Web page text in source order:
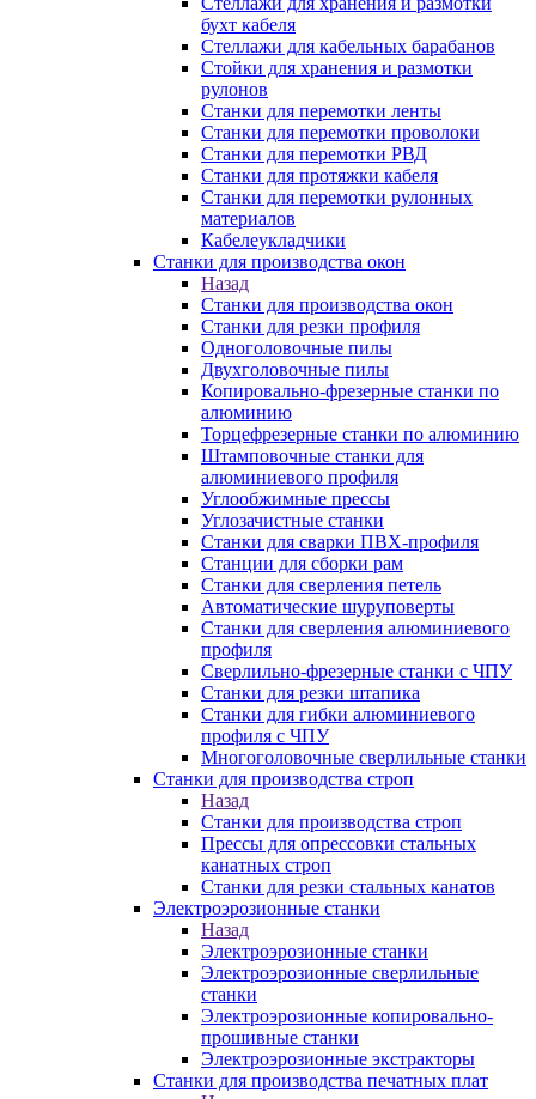
бухт кабеля
Стеллажи для кабельных барабанов
Стойки для хранения и размотки
рулонов
Станки для перемотки ленты
Станки для перемотки проволоки
Станки для перемотки РВД
Станки для протяжки кабеля
Станки для перемотки рулонных
материалов
Кабелеукладчики
Станки для производства окон
Назад
Станки для производства окон
Станки для резки профиля
Одноголовочные пилы
Двухголовочные пилы
Копировально-фрезерные станки по
алюминию
Торцефрезерные станки по алюминию
Штамповочные станки для
алюминиевого профиля
Углообжимные прессы
Углозачистные станки
Станки для сварки ПВХ-профиля
Станции для сборки рам
Станки для сверления петель
Автоматические шуруповерты
Станки для сверления алюминиевого
профиля
Сверлильно-фрезерные станки с ЧПУ
Станки для резки штапика
Станки для гибки алюминиевого
профиля с ЧПУ
Многоголовочные сверлильные станки
Станки для производства строп
Назад
Станки для производства строп
Прессы для опрессовки стальных
канатных строп
Станки для резки стальных канатов
Электроэрозионные станки
Назад
Электроэрозионные станки
Электроэрозионные сверлильные
станки
Электроэрозионные копировально-
прошивные станки
Электроэрозионные экстракторы
Станки для производства печатных плат